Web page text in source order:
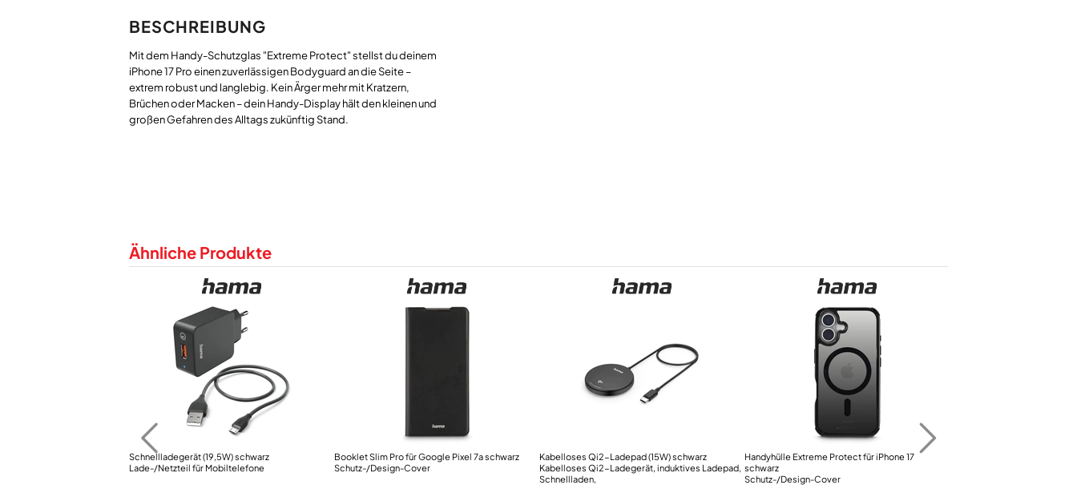
BESCHREIBUNG
Mit dem Handy-Schutzglas "Extreme Protect" stellst du deinem
iPhone 17 Pro einen zuverlässigen Bodyguard an die Seite –
extrem robust und langlebig. Kein Ärger mehr mit Kratzern,
Brüchen oder Macken – dein Handy-Display hält den kleinen und
Ähnliche Produkte
Schnellladegerät (19,5W) schwarz
Lade-/Netzteil für Mobiltelefone
Booklet Slim Pro für Google Pixel 7a schwarz
Schutz-/Design-Cover
Kabelloses Qi2-Ladepad (15W) schwarz
Kabelloses Qi2-Ladegerät, induktives Ladepad,
Schnellladen,
Handyhülle Extreme Protect für iPhone 17
schwarz
Schutz-/Design-Cover